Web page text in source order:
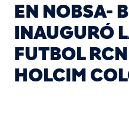
EN NOBSA-
INAUGURÓ
FUTBOL
HOLCIM